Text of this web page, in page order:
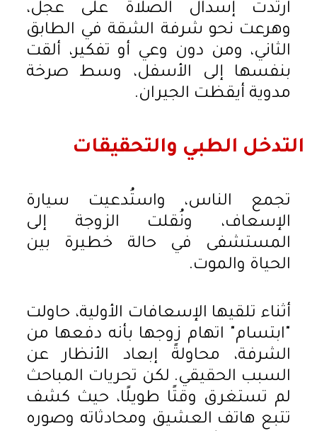
ارتدت إسدال الصلاة على عجل،
وهرعت نحو شرفة الشقة في الطابق
الثاني، ومن دون وعي أو تفكير، ألقت
بنفسها إلى الأسفل، وسط صرخة
مدوية أيقظت الجيران.
التدخل الطبي والتحقيقات
تجمع الناس، واستُدعيت سيارة
الإسعاف، ونُقلت الزوجة إلى
المستشفى في حالة خطيرة بين
الحياة والموت.
أثناء تلقيها الإسعافات الأولية، حاولت
"ابتسام" اتهام زوجها بأنه دفعها من
الشرفة، محاولةً إبعاد الأنظار عن
السبب الحقيقي. لكن تحريات المباحث
لم تستغرق وقتًا طويلًا، حيث كشف
تتبع هاتف العشيق ومحادثاته وصوره